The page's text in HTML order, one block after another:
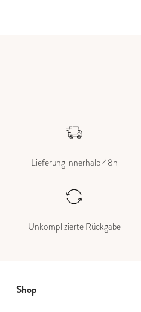
Lieferung innerhalb 48h
Unkomplizierte Rückgabe
Shop